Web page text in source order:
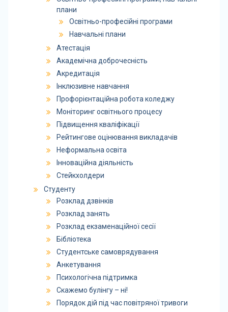
плани
Освітньо-професійні програми
Навчальні плани
Атестація
Академічна доброчесність
Акредитація
Інклюзивне навчання
Профорієнтаційна робота коледжу
Моніторинг освітнього процесу
Підвищення кваліфікації
Рейтингове оцінювання викладачів
Неформальна освіта
Інноваційна діяльність
Стейкхолдери
Студенту
Розклад дзвінків
Розклад занять
Розклад екзаменаційної сесії
Бібліотека
Студентське самоврядування
Анкетування
Психологічна підтримка
Скажемо булінгу – ні!
Порядок дій під час повітряної тривоги